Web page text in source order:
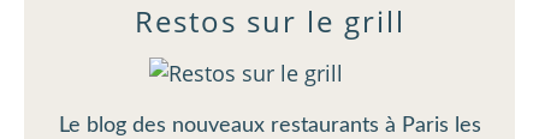
Restos sur le grill
Le blog des nouveaux restaurants à Paris les